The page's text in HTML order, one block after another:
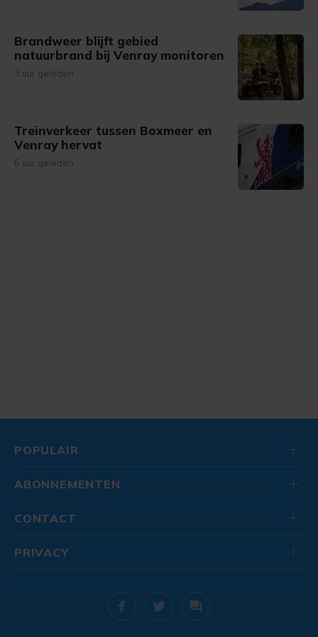
Brandweer blijft gebied
natuurbrand bij Venray monitoren
3 uur geleden
Treinverkeer tussen Boxmeer en
Venray hervat
6 uur geleden
POPULAIR
ABONNEMENTEN
CONTACT
PRIVACY